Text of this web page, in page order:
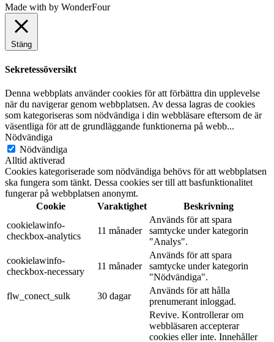
Made with by WonderFour
Stäng
Sekretessöversikt
Denna webbplats använder cookies för att förbättra din upplevelse
när du navigerar genom webbplatsen. Av dessa lagras de cookies
som kategoriseras som nödvändiga i din webbläsare eftersom de är
väsentliga för att de grundläggande funktionerna på webb...
Nödvändiga
Nödvändiga
Alltid aktiverad
Cookies kategoriserade som nödvändiga behövs för att webbplatsen
ska fungera som tänkt. Dessa cookies ser till att basfunktionalitet
fungerar på webbplatsen anonymt.
Cookie
Varaktighet
Beskrivning
cookielawinfo-
checkbox-analytics
11 månader
Används för att spara
samtycke under kategorin
"Analys".
cookielawinfo-
checkbox-necessary
11 månader
Används för att spara
samtycke under kategorin
"Nödvändiga".
flw_conect_sulk
30 dagar
Används för att hålla
prenumerant inloggad.
Revive. Kontrollerar om
webbläsaren accepterar
cookies eller inte. Innehåller